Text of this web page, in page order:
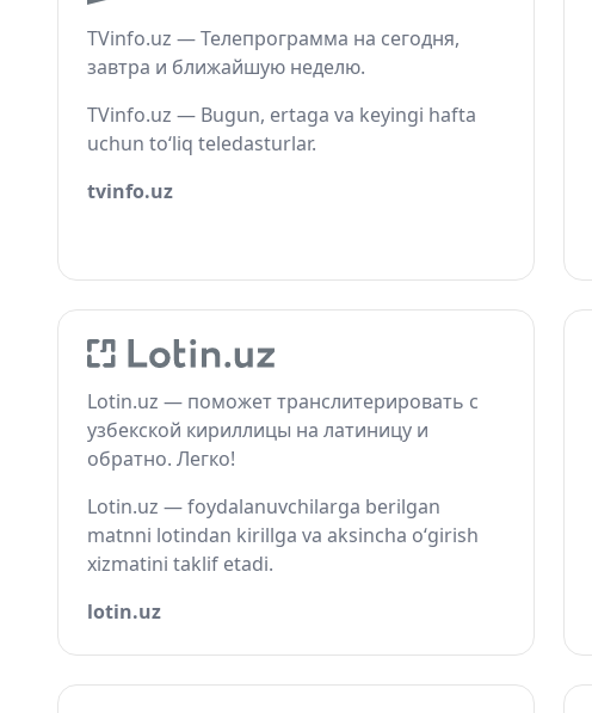
TVinfo.uz — Телепрограмма на сегодня,
завтра и ближайшую неделю.
TVinfo.uz — Bugun, ertaga va keyingi hafta
uchun to‘liq teledasturlar.
tvinfo.uz
Lotin.uz — поможет транслитерировать с
узбекской кириллицы на латиницу и
обратно. Легко!
Lotin.uz — foydalanuvchilarga berilgan
matnni lotindan kirillga va aksincha o‘girish
xizmatini taklif etadi.
lotin.uz